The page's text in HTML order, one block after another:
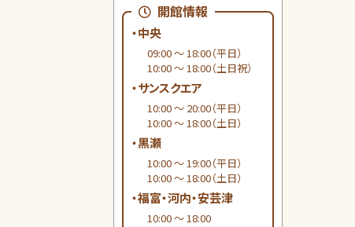
開館情報
・中央
09:00 ～ 18:00（平日）
10:00 ～ 18:00（土日祝）
・サンスクエア
10:00 ～ 20:00（平日）
10:00 ～ 18:00（土日）
・黒瀬
10:00 ～ 19:00（平日）
10:00 ～ 18:00（土日）
・福富・河内・安芸津
10:00 ～ 18:00